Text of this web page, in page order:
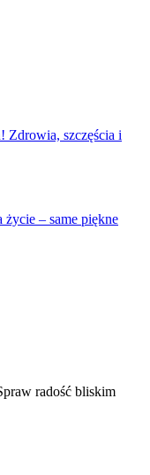
Zdrowia, szczęścia i
– same piękne
radość bliskim